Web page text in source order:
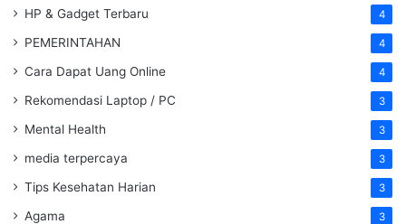
HP & Gadget Terbaru 4
PEMERINTAHAN 4
Cara Dapat Uang Online 4
Rekomendasi Laptop / PC 3
Mental Health 3
media terpercaya 3
Tips Kesehatan Harian 3
Agama 3